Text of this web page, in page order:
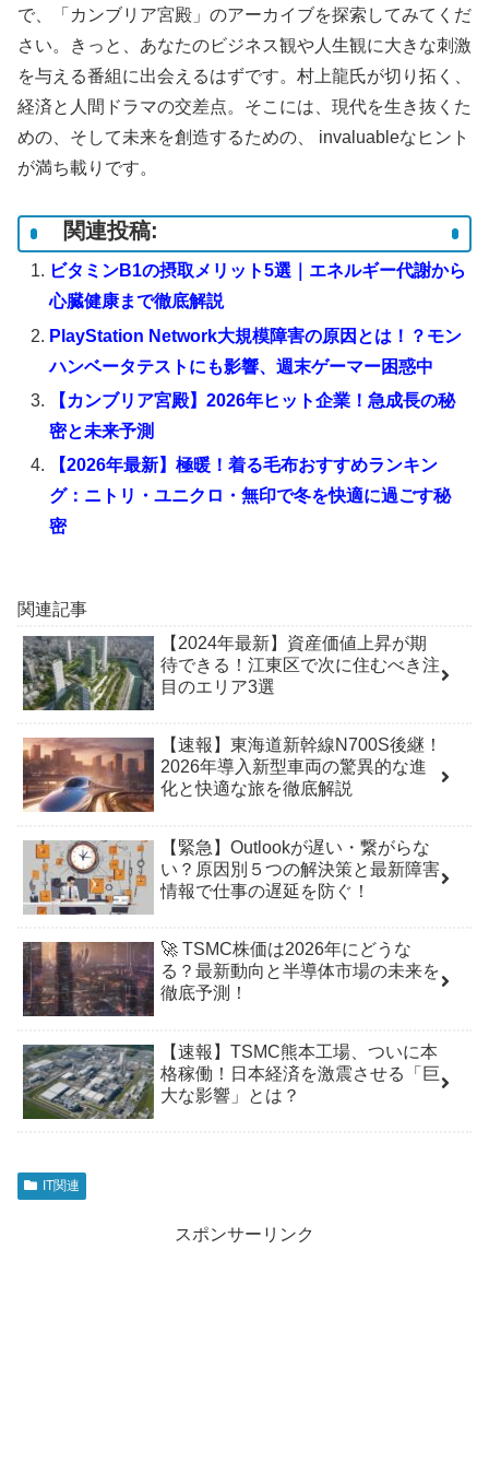
で、「カンブリア宮殿」のアーカイブを探索してみてくだ
さい。きっと、あなたのビジネス観や人生観に大きな刺激
を与える番組に出会えるはずです。村上龍氏が切り拓く、
経済と人間ドラマの交差点。そこには、現代を生き抜くた
めの、そして未来を創造するための、 invaluableなヒント
が満ち載りです。
関連投稿:
ビタミンB1の摂取メリット5選｜エネルギー代謝から
心臓健康まで徹底解説
PlayStation Network大規模障害の原因とは！？モン
ハンベータテストにも影響、週末ゲーマー困惑中
【カンブリア宮殿】2026年ヒット企業！急成長の秘
密と未来予測
【2026年最新】極暖！着る毛布おすすめランキン
グ：ニトリ・ユニクロ・無印で冬を快適に過ごす秘
密
関連記事
【2024年最新】資産価値上昇が期
待できる！江東区で次に住むべき注
目のエリア3選
【速報】東海道新幹線N700S後継！
2026年導入新型車両の驚異的な進
化と快適な旅を徹底解説
【緊急】Outlookが遅い・繋がらな
い？原因別５つの解決策と最新障害
情報で仕事の遅延を防ぐ！
🚀 TSMC株価は2026年にどうな
る？最新動向と半導体市場の未来を
徹底予測！
【速報】TSMC熊本工場、ついに本
格稼働！日本経済を激震させる「巨
大な影響」とは？
IT関連
スポンサーリンク